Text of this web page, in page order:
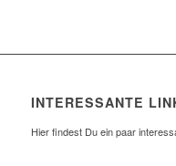
INTERESSANTE
Hier findest Du ein paar